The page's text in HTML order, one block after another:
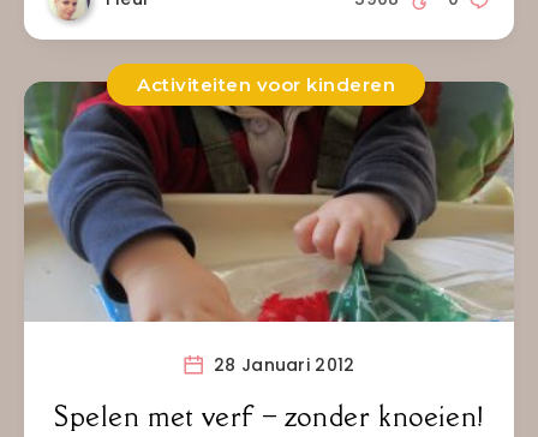
Activiteiten voor kinderen
28 Januari 2012
Spelen met verf – zonder knoeien!